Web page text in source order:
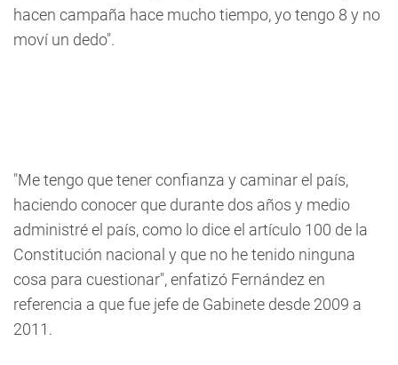
hacen campaña hace mucho tiempo, yo tengo 8 y no
moví un dedo".
"Me tengo que tener confianza y caminar el país,
haciendo conocer que durante dos años y medio
administré el país, como lo dice el artículo 100 de la
Constitución nacional y que no he tenido ninguna
cosa para cuestionar", enfatizó Fernández en
referencia a que fue jefe de Gabinete desde 2009 a
2011.